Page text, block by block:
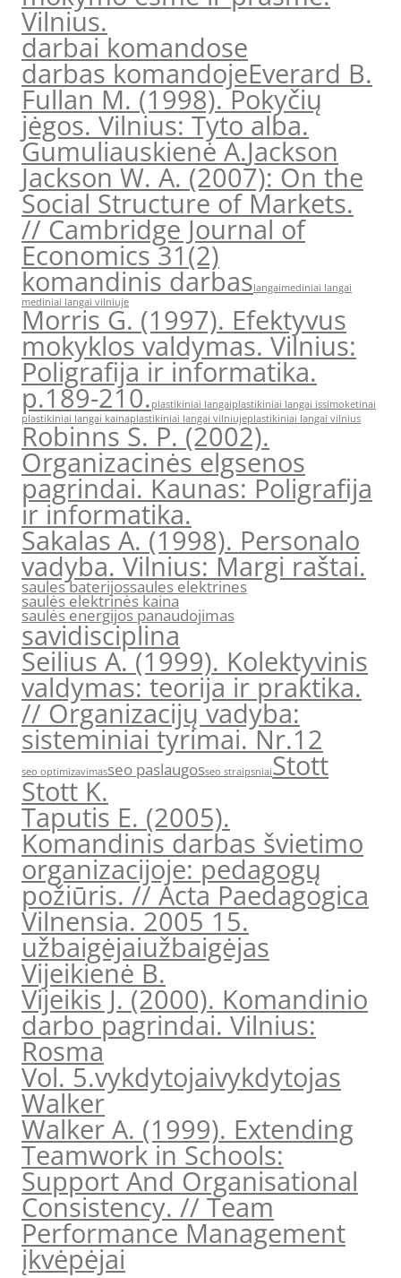
Vilnius.
darbai komandose
darbas komandojeEverard B.
Fullan M. (1998). Pokyčių
jėgos. Vilnius: Tyto alba.
Gumuliauskienė A.Jackson
Jackson W. A. (2007): On the
Social Structure of Markets.
// Cambridge Journal of
Economics 31(2)
komandinis darbaslangaimediniai langai
mediniai langai vilniuje
Morris G. (1997). Efektyvus
mokyklos valdymas. Vilnius:
Poligrafija ir informatika.
p.189-210. plastikiniai langaiplastikiniai langai issimoketinai
plastikiniai langai kainaplastikiniai langai vilniujeplastikiniai langai vilnius
Robinns S. P. (2002).
Organizacinės elgsenos
pagrindai. Kaunas: Poligrafija
ir informatika.
Sakalas A. (1998). Personalo
vadyba. Vilnius: Margi raštai.
saules baterijossaules elektrines
saulės elektrinės kaina
saulės energijos panaudojimas
savidisciplina
Seilius A. (1999). Kolektyvinis
valdymas: teorija ir praktika.
// Organizacijų vadyba:
sisteminiai tyrimai. Nr.12
seo optimizavimasseo paslaugosseo straipsniaiStott
Stott K.
Taputis E. (2005).
Komandinis darbas švietimo
organizacijoje: pedagogų
požiūris. // Acta Paedagogica
Vilnensia. 2005 15.
užbaigėjaiužbaigėjas
Vijeikienė B.
Vijeikis J. (2000). Komandinio
darbo pagrindai. Vilnius:
Rosma
Vol. 5.vykdytojaivykdytojas
Walker
Walker A. (1999). Extending
Teamwork in Schools:
Support And Organisational
Consistency. // Team
Performance Management
įkvėpėjai